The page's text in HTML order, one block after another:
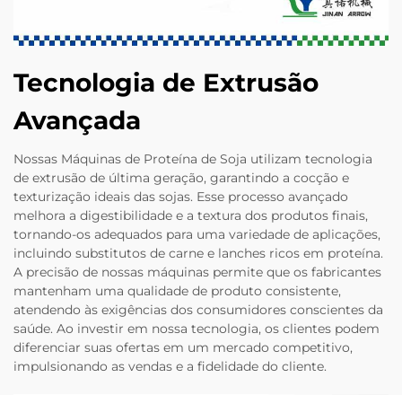
Tecnologia de Extrusão
Avançada
Nossas Máquinas de Proteína de Soja utilizam tecnologia
de extrusão de última geração, garantindo a cocção e
texturização ideais das sojas. Esse processo avançado
melhora a digestibilidade e a textura dos produtos finais,
tornando-os adequados para uma variedade de aplicações,
incluindo substitutos de carne e lanches ricos em proteína.
A precisão de nossas máquinas permite que os fabricantes
mantenham uma qualidade de produto consistente,
atendendo às exigências dos consumidores conscientes da
saúde. Ao investir em nossa tecnologia, os clientes podem
diferenciar suas ofertas em um mercado competitivo,
impulsionando as vendas e a fidelidade do cliente.